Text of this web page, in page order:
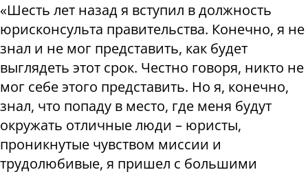
«Шесть лет назад я вступил в должность
юрисконсульта правительства. Конечно, я не
знал и не мог представить, как будет
выглядеть этот срок. Честно говоря, никто не
мог себе этого представить. Но я, конечно,
знал, что попаду в место, где меня будут
окружать отличные люди – юристы,
проникнутые чувством миссии и
трудолюбивые, я пришел с большими